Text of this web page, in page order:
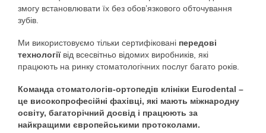
змогу встановлювати їх без обов’язкового обточування
зубів.
Ми використовуємо тільки сертифіковані передові
технологіївід всесвітньо відомих виробників, які
працюють на ринку стоматологічних послуг багато років.
Команда стоматологів-ортопедів клініки Eurodental –
це високопрофесійні фахівці, які мають міжнародну
освіту, багаторічний досвід і працюють за
найкращими європейськими протоколами.